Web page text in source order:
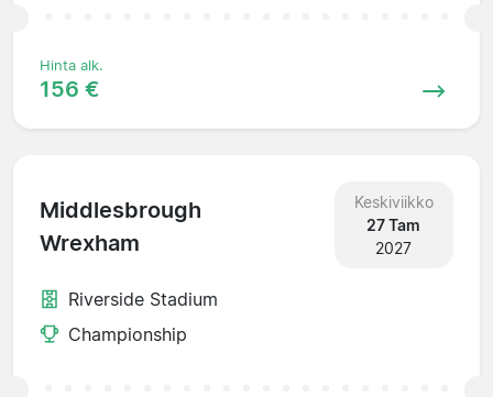
Hinta alk.
156 €
Middlesbrough
Wrexham
Keskiviikko
27 Tam
2027
Riverside Stadium
Championship